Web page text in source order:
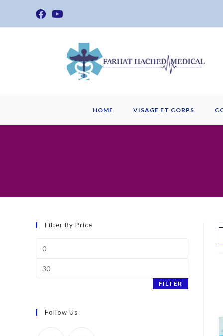
HOME VISAGE ET CORPS
Filter By Price
price
price
FILTER
Follow Us